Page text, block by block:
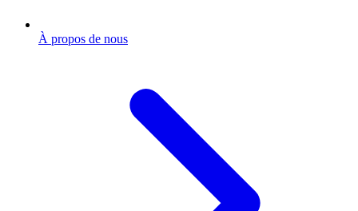
À propos de nous